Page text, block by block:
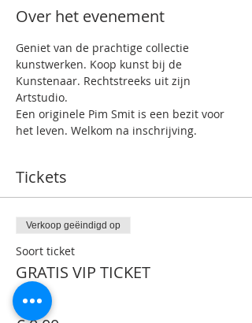
Over het evenement
Geniet van de prachtige collectie
kunstwerken. Koop kunst bij de
Kunstenaar. Rechtstreeks uit zijn
Artstudio.
Een originele Pim Smit is een bezit voor
het leven. Welkom na inschrijving.
Tickets
Verkoop geëindigd op
Soort ticket
GRATIS VIP TICKET
Prijs